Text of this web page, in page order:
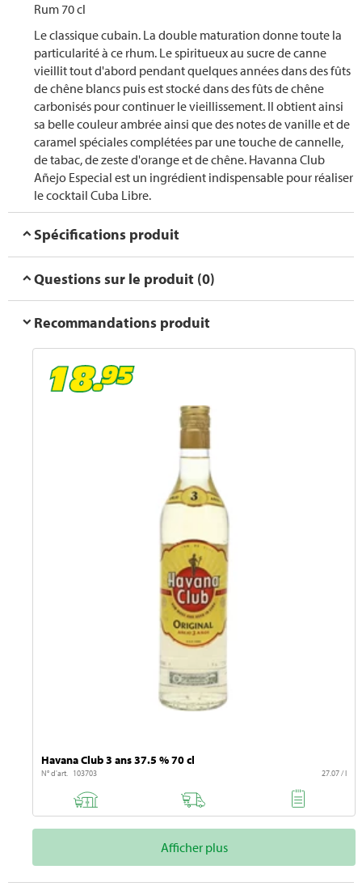
Rum 70 cl
Le classique cubain. La double maturation donne toute la
particularité à ce rhum. Le spiritueux au sucre de canne
vieillit tout d'abord pendant quelques années dans des fûts
de chêne blancs puis est stocké dans des fûts de chêne
carbonisés pour continuer le vieillissement. Il obtient ainsi
sa belle couleur ambrée ainsi que des notes de vanille et de
caramel spéciales complétées par une touche de cannelle,
de tabac, de zeste d'orange et de chêne. Havanna Club
Añejo Especial est un ingrédient indispensable pour réaliser
le cocktail Cuba Libre.
Spécifications produit
Questions sur le produit (0)
Recommandations produit
Havana Club 3 ans 37.5 % 70 cl
N° d'art. 103703 27.07 / l
Afficher plus